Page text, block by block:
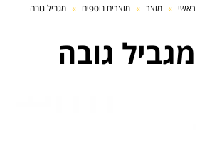
ראשי » מוצר » מוצרים נוספים » מגביל גובה
מגביל גובה